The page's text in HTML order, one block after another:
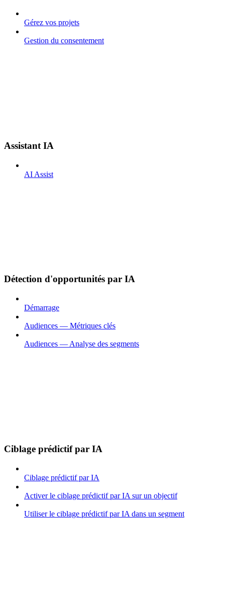
Gérez vos projets
Gestion du consentement
Assistant IA
AI Assist
Détection d'opportunités par IA
Démarrage
Audiences — Métriques clés
Audiences — Analyse des segments
Ciblage prédictif par IA
Ciblage prédictif par IA
Activer le ciblage prédictif par IA sur un objectif
Utiliser le ciblage prédictif par IA dans un segment